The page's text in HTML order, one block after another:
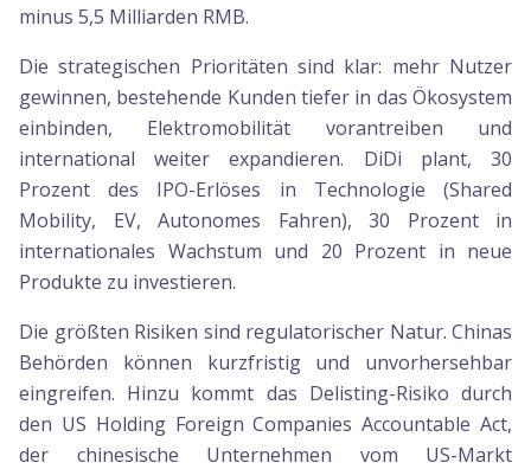
minus 5,5 Milliarden RMB.
Die strategischen Prioritäten sind klar: mehr Nutzer
gewinnen, bestehende Kunden tiefer in das Ökosystem
einbinden, Elektromobilität vorantreiben und
international weiter expandieren. DiDi plant, 30
Prozent des IPO-Erlöses in Technologie (Shared
Mobility, EV, Autonomes Fahren), 30 Prozent in
internationales Wachstum und 20 Prozent in neue
Produkte zu investieren.
Die größten Risiken sind regulatorischer Natur. Chinas
Behörden können kurzfristig und unvorhersehbar
eingreifen. Hinzu kommt das Delisting-Risiko durch
den US Holding Foreign Companies Accountable Act,
der chinesische Unternehmen vom US-Markt